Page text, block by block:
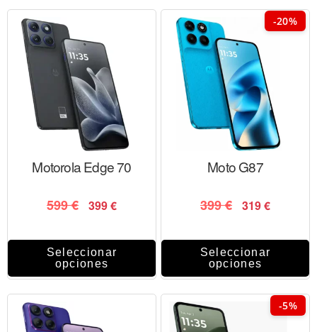
Motorola Edge 70
599€ 399€
Seleccionar
opciones
-20%
Moto G87
399€ 319€
Seleccionar
opciones
-5%